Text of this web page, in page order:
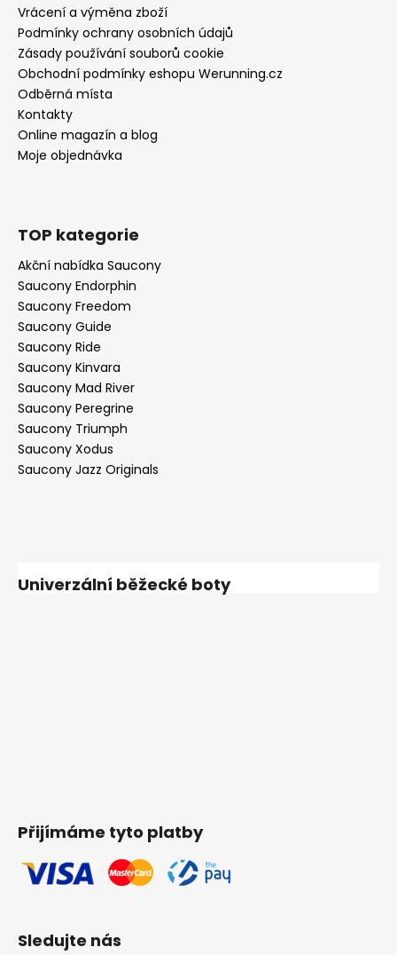
Vrácení a výměna zboží
Podmínky ochrany osobních údajů
Zásady používání souborů cookie
Obchodní podmínky eshopu Werunning.cz
Odběrná místa
Kontakty
Online magazín a blog
Moje objednávka
TOP kategorie
Akční nabídka Saucony
Saucony Endorphin
Saucony Freedom
Saucony Guide
Saucony Ride
Saucony Kinvara
Saucony Mad River
Saucony Peregrine
Saucony Triumph
Saucony Xodus
Saucony Jazz Originals
Univerzální běžecké boty
Přijímáme tyto platby
Sledujte nás